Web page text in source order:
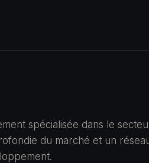
spécialisée dans le
du marché et un